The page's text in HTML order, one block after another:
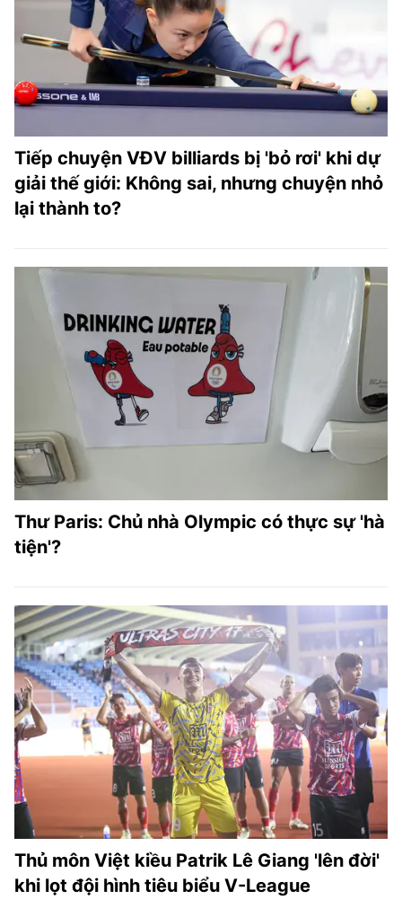
TRA CỨU PHƯỜNG XÃ
CỐNG HIẾN
BÙI XUÂN PHÁI
LIÊN HỆ QUẢNG CÁO
MẠNG XÃ HỘI
Tiếp chuyện VĐV billiards bị 'bỏ rơi' khi dự
giải thế giới: Không sai, nhưng chuyện nhỏ
lại thành to?
Thư Paris: Chủ nhà Olympic có thực sự 'hà
tiện'?
Thủ môn Việt kiều Patrik Lê Giang 'lên đời'
khi lọt đội hình tiêu biểu V-League